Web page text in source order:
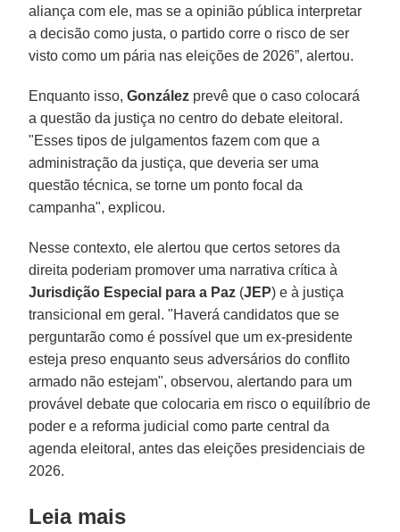
aliança com ele, mas se a opinião pública interpretar
a decisão como justa, o partido corre o risco de ser
visto como um pária nas eleições de 2026”, alertou.
Enquanto isso,González prevê que o caso colocará
a questão da justiça no centro do debate eleitoral.
"Esses tipos de julgamentos fazem com que a
administração da justiça, que deveria ser uma
questão técnica, se torne um ponto focal da
campanha", explicou.
Nesse contexto, ele alertou que certos setores da
direita poderiam promover uma narrativa crítica à
Jurisdição Especial para a Paz (JEP) e à justiça
transicional em geral. "Haverá candidatos que se
perguntarão como é possível que um ex-presidente
esteja preso enquanto seus adversários do conflito
armado não estejam", observou, alertando para um
provável debate que colocaria em risco o equilíbrio de
poder e a reforma judicial como parte central da
agenda eleitoral, antes das eleições presidenciais de
2026.
Leia mais